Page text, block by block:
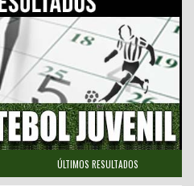
ÚLTIMOS RESULTADOS